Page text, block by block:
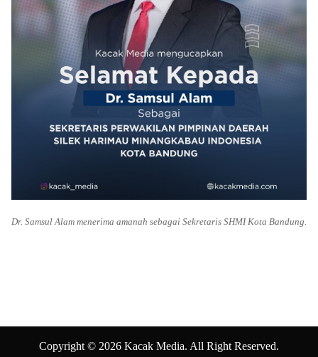
Dr. Samsul Alam menerima amanah sebagai Sekretaris SHMI Kota Bandung.
Copyright © 2026 Kacak Media. All Right Reserved.